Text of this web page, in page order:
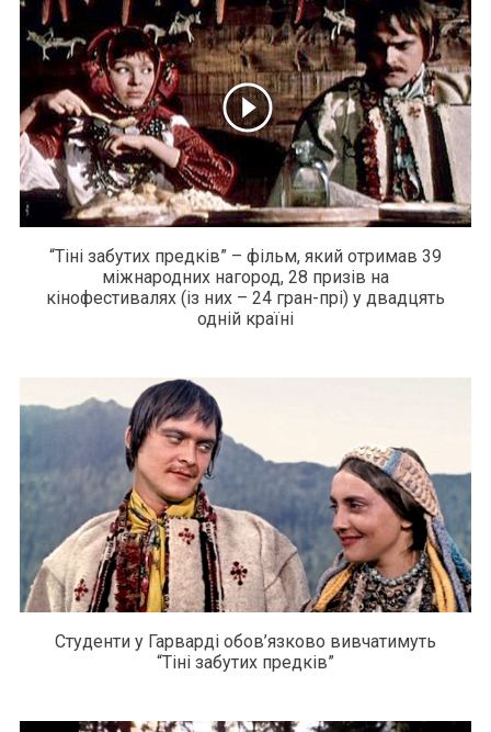
“Тіні забутих предків” – фільм, який отримав 39
міжнародних нагород, 28 призів на
кінофестивалях (із них – 24 гран-прі) у двадцять
одній країні
Студенти у Гарварді обов’язково вивчатимуть
“Тіні забутих предків”